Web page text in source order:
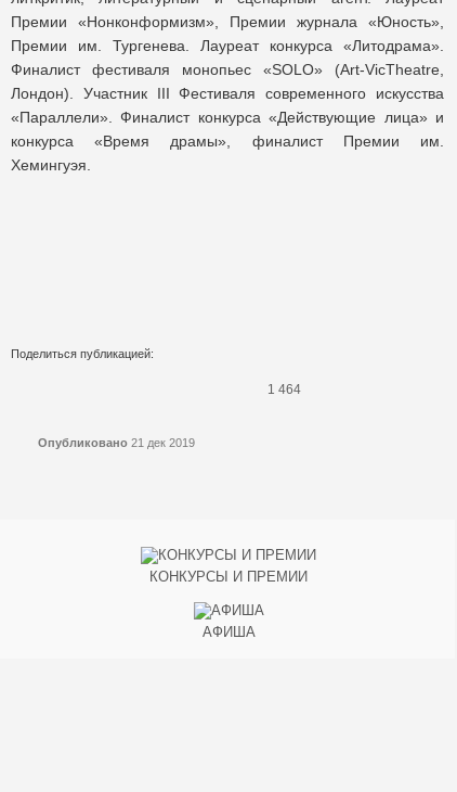
Премии «Нонконформизм», Премии журнала «Юность»,
Премии им. Тургенева. Лауреат конкурса «Литодрама».
Финалист фестиваля монопьес «SOLO» (Art-VicTheatre,
Лондон). Участник III Фестиваля современного искусства
«Параллели». Финалист конкурса «Действующие лица» и
конкурса «Время драмы», финалист Премии им.
Хемингуэя.
Поделиться публикацией:
1 464
Опубликовано 21 дек 2019
КОНКУРСЫ И ПРЕМИИ
АФИША